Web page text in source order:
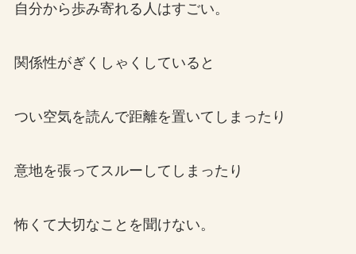
自分から歩み寄れる人はすごい。
関係性がぎくしゃくしていると
つい空気を読んで距離を置いてしまったり
意地を張ってスルーしてしまったり
怖くて大切なことを聞けない。